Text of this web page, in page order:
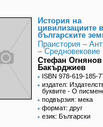
История на
цивилизациите в
българските
Праистория –
– Средновековие
Стефан Огнянов
Бакърджиев
ISBN 978-619-185-
издател:
буквите - О
подвързия: мека
формат: друг
език: Български